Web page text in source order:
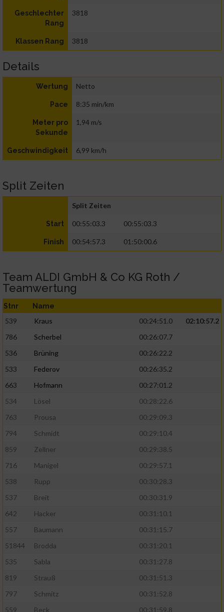
Geschlechter
Rang
3818
Klassen Rang 3818
Details
Wertung Netto
Pace 8:35 min/km
Meter pro
Sekunde
1,94 m/s
Geschwindigkeit 6,99 km/h
Split Zeiten
Split Zeiten
Start 00:55:03.3 00:55:03.3
Finish 00:54:57.3 01:50:00.6
Team ALDI GmbH & Co KG Roth /
Teamwertung
Stnr Name
539 Kraus 00:24:51.0
02:10:57.2
786
Scherbel
00:26:07.7
536
Brüning
00:26:22.2
533
Federov
00:26:35.2
663
Hofmann
00:27:01.2
534
Lösel
00:28:22.6
763
Prousa
00:29:09.3
794
Schmidt
00:29:10.4
859
Zellner
00:29:38.5
716
Manigel
00:29:57.1
538
Rupp
00:30:28.3
537
Breit
00:30:31.9
642
Hacker
00:31:10.1
557
Baumann
00:31:15.7
51844
Brodda
00:31:20.1
535
Sabla
00:31:27.8
819
Strauß
00:31:51.3
797
Schmitz
00:31:52.8
559
Beck
00:31:59.8